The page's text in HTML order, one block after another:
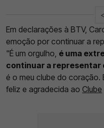
<
Em declarações à BTV,
emoção por continuar a
"É um orgulho, é uma
continuar a representar
é o meu clube do coração.
feliz e agradecida ao Clube